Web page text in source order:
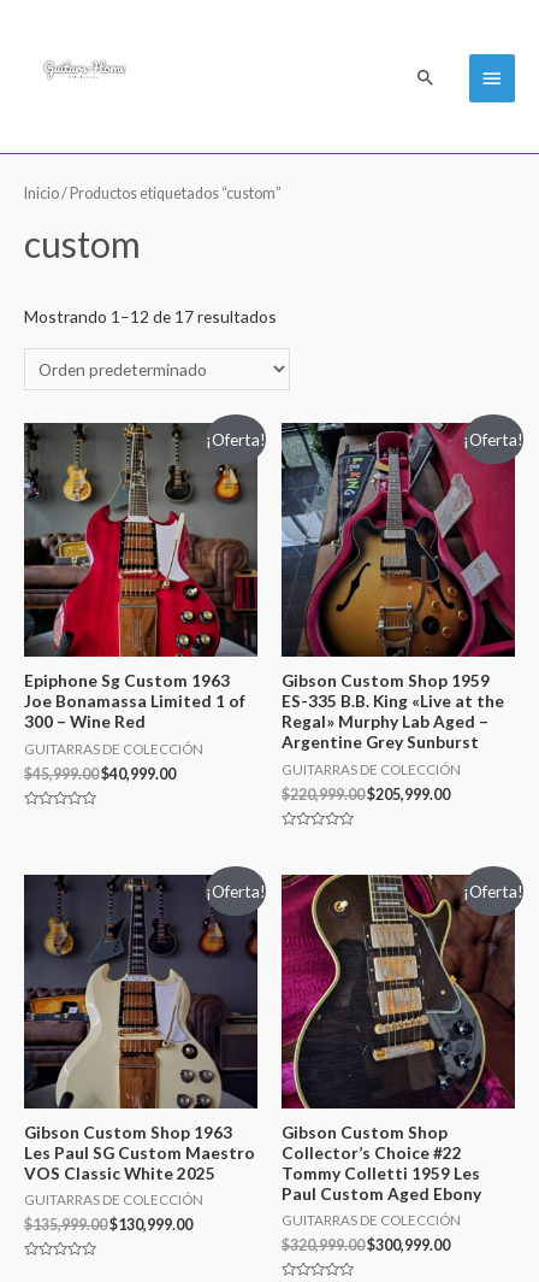
Menú
Buscar
Inicio/ Productos etiquetados “custom”
custom
Mostrando 1–12 de 17 resultados
¡Oferta!
Epiphone Sg Custom 1963
Joe Bonamassa Limited 1 of
300 – Wine Red
GUITARRAS DE COLECCIÓN
$45,999.00$40,999.00
5
¡Oferta!
Gibson Custom Shop 1959
ES-335 B.B. King «Live at the
Regal» Murphy Lab Aged –
Argentine Grey Sunburst
GUITARRAS DE COLECCIÓN
$220,999.00$205,999.00
de
5
¡Oferta!
Gibson Custom Shop 1963
Les Paul SG Custom Maestro
VOS Classic White 2025
GUITARRAS DE COLECCIÓN
$135,999.00$130,999.00
¡Oferta!
Gibson Custom Shop
Collector’s Choice #22
Tommy Colletti 1959 Les
Paul Custom Aged Ebony
GUITARRAS DE COLECCIÓN
$320,999.00$300,999.00